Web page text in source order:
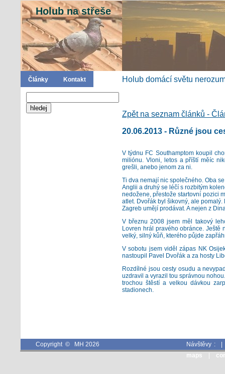
Holub na střeše
Články Kontakt Holub domácí světu
Zpět na seznam článků -
20.06.2013 - Různé jsou
V týdnu FC Southamptom koupil
miliónu. Vloni, letos a příští měíc
grešli, anebo jenom za ni.
Ti dva nemají nic společného. Oba
Anglii a druhý se léčí s rozbitým
nedožene, přestože startovní pozici
atlet. Dvořák byl šikovný, ale pomalý.
Zagreb umějí prodávat. A nejen z
V březnu 2008 jsem měl takový
Lovren hrál pravého obránce. Ještě
velký, silný kůň, kterého půjde
V sobotu jsem viděl zápas NK
nastoupil Pavel Dvořák a za hosty
Rozdílné jsou cesty osudu a
uzdravil a vyrazil tou správnou
trochou štěstí a velkou dávkou
stadionech.
Copyright © MH 2026
Návštěvy
maps